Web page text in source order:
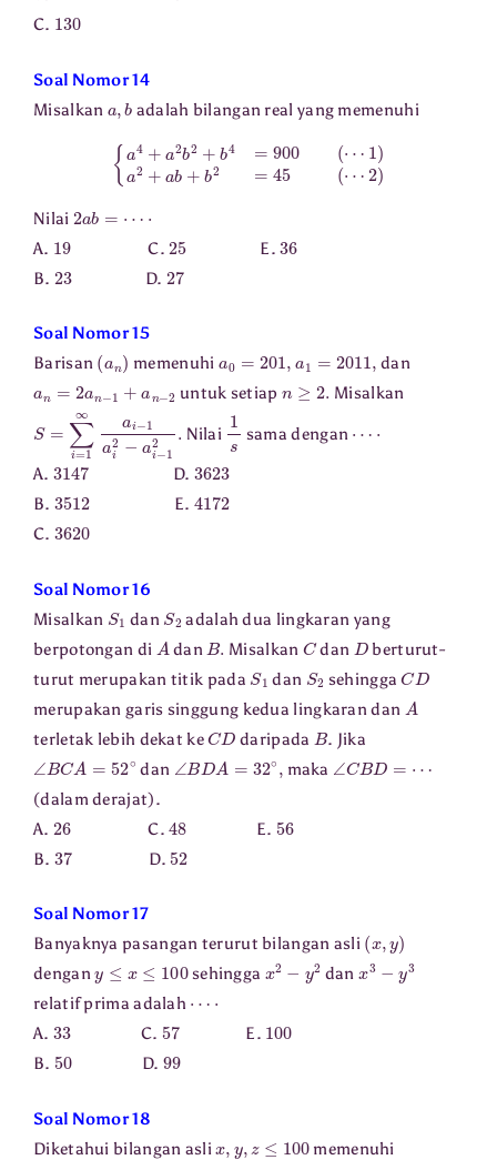
C. 130
Soal Nomor 14
Misalkan
b adalah bilangan real yang memenuhi
a2 b2 + 4=900( a2+ b2 45(
Nilai 2 b
A. 19 C.25 E.36
B. 23 D. 27
Soal Nomor 15
Barisan ( n) memenuhi 201, 2011, dan
an a untuk setiap ≥ 2. Misalkan
S= i=1∞ −1ai2 − 12
Nilai 1s sama dengan
A. 3147 D.3623
B. 3512 E. 4172
C. 3620
Soal Nomor 16
Misalkan S1 dan S2 adalah dua lingkaran yang
berpotongan di
AdanB. Misalkan Cdan D berturut-
turut merupakan titik pada S1 dan S2 sehingga CD
merupakan garis singgung kedua lingkaran dan A
terletak lebih dekat ke CD daripada B. Jika
∠ B CA 52∘ dan ∠B D A= ∘, maka ∠ CBD
(dalam derajat).
A. 26 C. 48 E.56
B. 37 D.52
Soal Nomor 17
Banyaknya pasangan terurut bilangan asli ( )
dengan x 100 sehingga 2 dan 3
relatif prima adalah
A. 33 C. 57E. 100
B. 50 D. 99
Soal Nomor 18
Diketahui bilangan asli
100 memenuhi